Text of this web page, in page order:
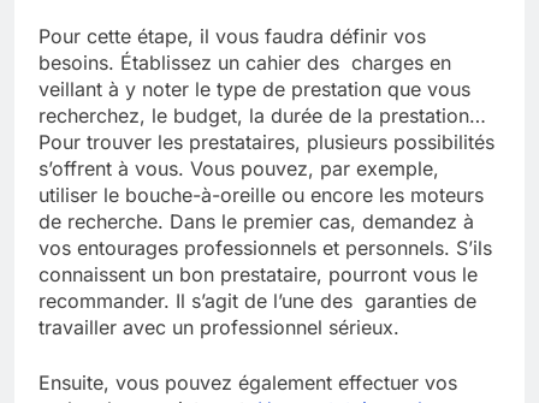
Pour cette étape, il vous faudra définir vos
besoins. Établissez un cahier des charges en
veillant à y noter le type de prestation que vous
recherchez, le budget, la durée de la prestation…
Pour trouver les prestataires, plusieurs possibilités
s’offrent à vous. Vous pouvez, par exemple,
utiliser le bouche-à-oreille ou encore les moteurs
de recherche. Dans le premier cas, demandez à
vos entourages professionnels et personnels. S’ils
connaissent un bon prestataire, pourront vous le
recommander. Il s’agit de l’une des garanties de
travailler avec un professionnel sérieux.
Ensuite, vous pouvez également effectuer vos